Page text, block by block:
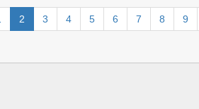
2 3 4 5 6 7 8 9